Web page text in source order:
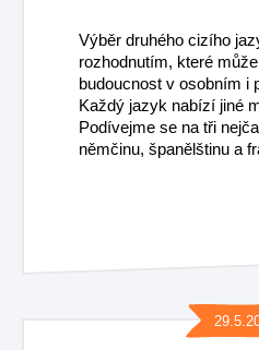
Výběr druhého cizího
rozhodnutím, které
budoucnost v osobním i
Každý jazyk nabízí jiné
Podívejme se na tři
němčinu, španělštinu a